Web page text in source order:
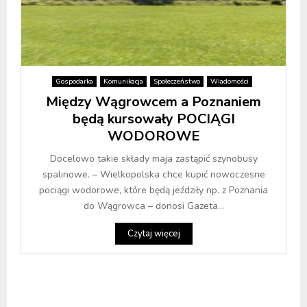
Gospodarka Komunikacja Społeczeństwo Wiadomości
Między Wągrowcem a Poznaniem
będą kursowały POCIĄGI
WODOROWE
Docelowo takie składy maja zastąpić szynobusy
spalinowe. – Wielkopolska chce kupić nowoczesne
pociągi wodorowe, które będą jeździły np. z Poznania
do Wągrowca – donosi Gazeta...
Czytaj więcej